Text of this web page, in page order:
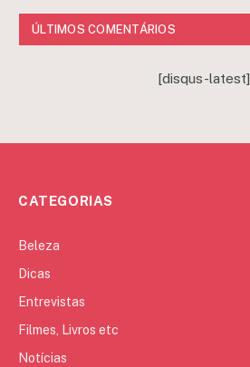
ÚLTIMOS COMENTÁRIOS
[disqus-latest]
CATEGORIAS
Beleza
Dicas
Entrevistas
Filmes, Livros etc
Notícias